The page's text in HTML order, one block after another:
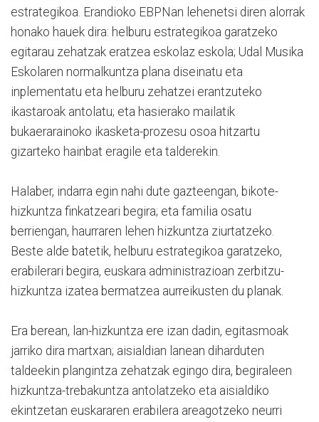
estrategikoa. Erandioko EBPNan lehenetsi diren alorrak
honako hauek dira: helburu estrategikoa garatzeko
egitarau zehatzak eratzea eskolaz eskola; Udal Musika
Eskolaren normalkuntza plana diseinatu eta
inplementatu eta helburu zehatzei erantzuteko
ikastaroak antolatu; eta hasierako mailatik
bukaerarainoko ikasketa-prozesu osoa hitzartu
gizarteko hainbat eragile eta talderekin.
Halaber, indarra egin nahi dute gazteengan, bikote-
hizkuntza finkatzeari begira; eta familia osatu
berriengan, haurraren lehen hizkuntza ziurtatzeko.
Beste alde batetik, helburu estrategikoa garatzeko,
erabilerari begira, euskara administrazioan zerbitzu-
hizkuntza izatea bermatzea aurreikusten du planak.
Era berean, lan-hizkuntza ere izan dadin, egitasmoak
jarriko dira martxan; aisialdian lanean diharduten
taldeekin plangintza zehatzak egingo dira, begiraleen
hizkuntza-trebakuntza antolatzeko eta aisialdiko
ekintzetan euskararen erabilera areagotzeko neurri